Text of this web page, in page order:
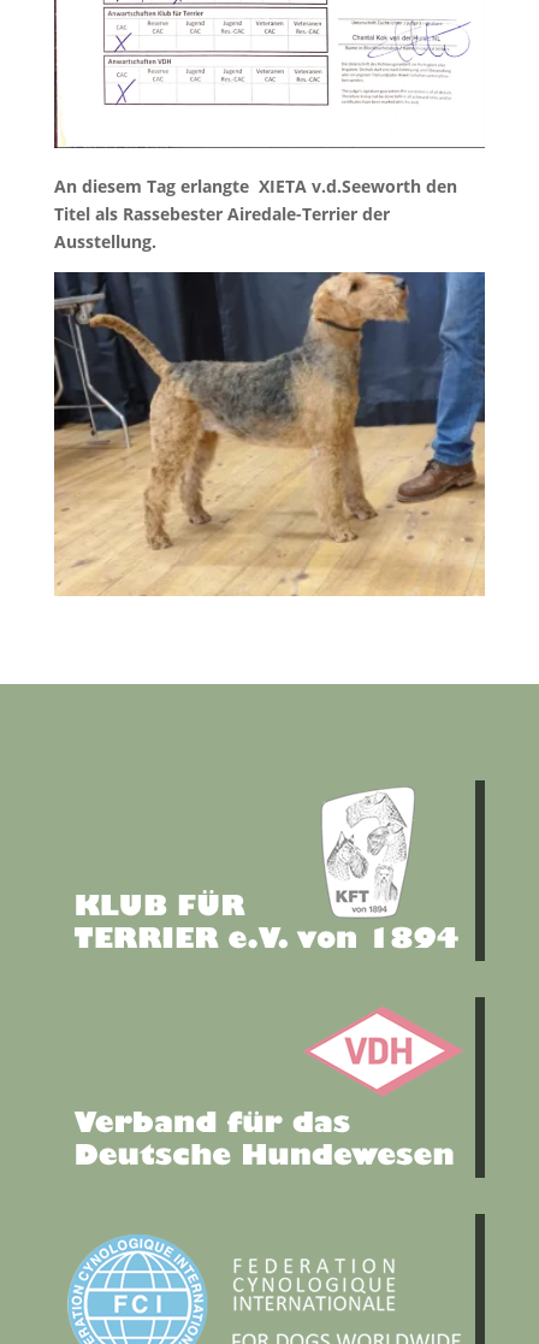
An diesem Tag erlangte XIETA v.d.Seeworth den
Titel als Rassebester Airedale-Terrier der
Ausstellung.